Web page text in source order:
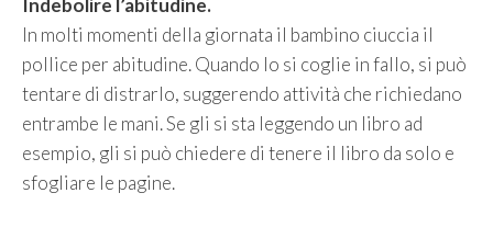
In molti momenti della giornata il bambino ciuccia il
pollice per abitudine. Quando lo si coglie in fallo, si può
tentare di distrarlo, suggerendo attività che richiedano
entrambe le mani. Se gli si sta leggendo un libro ad
esempio, gli si può chiedere di tenere il libro da solo e
sfogliare le pagine.